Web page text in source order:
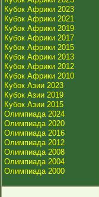
Кубок Африки 2023
Кубок Африки 2021
Кубок Африки 2019
Кубок Африки 2017
Кубок Африки 2015
Кубок Африки 2013
Кубок Африки 2012
Кубок Африки 2010
Кубок Азии 2023
Кубок Азии 2019
Кубок Азии 2015
Олимпиада 2024
Олимпиада 2020
Олимпиада 2016
Олимпиада 2012
Олимпиада 2008
Олимпиада 2004
Олимпиада 2000